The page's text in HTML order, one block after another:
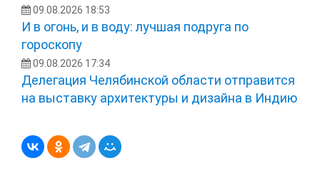
09.08.2026 18:53
И в огонь, и в воду: лучшая подруга по
гороскопу
09.08.2026 17:34
Делегация Челябинской области отправится
на выставку архитектуры и дизайна в Индию